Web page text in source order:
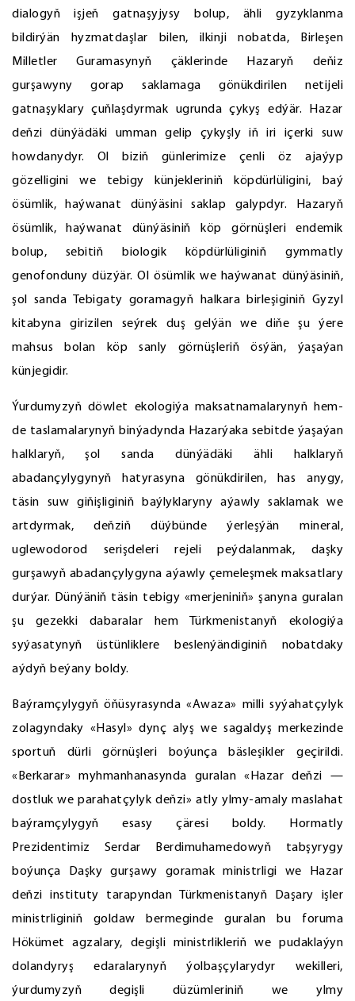
dialogyň işjeň gatnaşyjysy bolup, ähli gyzyklanma
bildirýän hyzmatdaşlar bilen, ilkinji nobatda, Birleşen
Milletler Guramasynyň çäklerinde Hazaryň deňiz
gurşawyny gorap saklamaga gönükdirilen netijeli
gatnaşyklary çuňlaşdyrmak ugrunda çykyş edýär. Hazar
deňzi dünýädäki umman gelip çykyşly iň iri içerki suw
howdanydyr. Ol biziň günlerimize çenli öz ajaýyp
gözelligini we tebigy künjekleriniň köpdürlüligini, baý
ösümlik, haýwanat dünýäsini saklap galypdyr. Hazaryň
ösümlik, haýwanat dünýäsiniň köp görnüşleri endemik
bolup, sebitiň biologik köpdürlüliginiň gymmatly
genofonduny düzýär. Ol ösümlik we haýwanat dünýäsiniň,
şol sanda Tebigaty goramagyň halkara birleşiginiň Gyzyl
kitabyna girizilen seýrek duş gelýän we diňe şu ýere
mahsus bolan köp sanly görnüşleriň ösýän, ýaşaýan
künjegidir.
Ýurdumyzyň döwlet ekologiýa maksatnamalarynyň hem-
de taslamalarynyň binýadynda Hazarýaka sebitde ýaşaýan
halklaryň, şol sanda dünýädäki ähli halklaryň
abadançylygynyň hatyrasyna gönükdirilen, has anygy,
täsin suw giňişliginiň baýlyklaryny aýawly saklamak we
artdyrmak, deňziň düýbünde ýerleşýän mineral,
uglewodorod serişdeleri rejeli peýdalanmak, daşky
gurşawyň abadançylygyna aýawly çemeleşmek maksatlary
durýar. Dünýäniň täsin tebigy «merjeniniň» şanyna guralan
şu gezekki dabaralar hem Türkmenistanyň ekologiýa
syýasatynyň üstünliklere beslenýändiginiň nobatdaky
aýdyň beýany boldy.
Baýramçylygyň öňüsyrasynda «Awaza» milli syýahatçylyk
zolagyndaky «Hasyl» dynç alyş we sagaldyş merkezinde
sportuň dürli görnüşleri boýunça bäsleşikler geçirildi.
«Berkarar» myhmanhanasynda guralan «Hazar deňzi —
dostluk we parahatçylyk deňzi» atly ylmy-amaly maslahat
baýramçylygyň esasy çäresi boldy. Hormatly
Prezidentimiz Serdar Berdimuhamedowyň tabşyrygy
boýunça Daşky gurşawy goramak ministrligi we Hazar
deňzi instituty tarapyndan Türkmenistanyň Daşary işler
ministrliginiň goldaw bermeginde guralan bu foruma
Hökümet agzalary, degişli ministrlikleriň we pudaklaýyn
dolandyryş edaralarynyň ýolbaşçylarydyr wekilleri,
ýurdumyzyň degişli düzümleriniň we ylmy